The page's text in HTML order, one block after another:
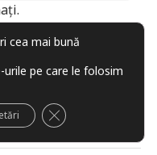
cea mai bună
pe care le folosim
CLOSE GDPR